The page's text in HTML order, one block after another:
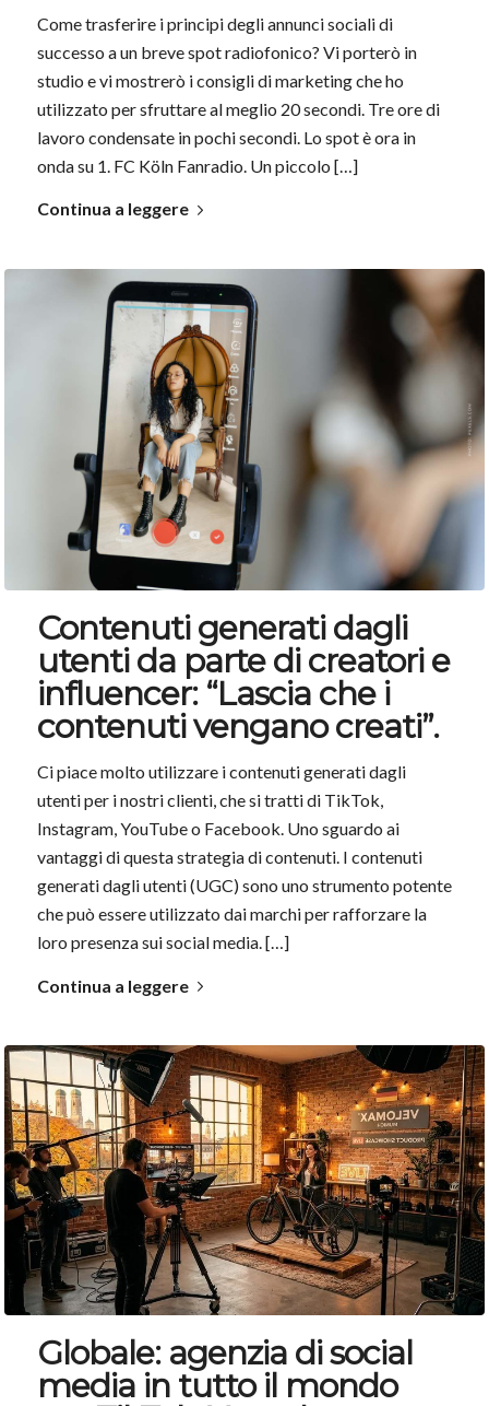
Come trasferire i principi degli annunci sociali di
successo a un breve spot radiofonico? Vi porterò in
studio e vi mostrerò i consigli di marketing che ho
utilizzato per sfruttare al meglio 20 secondi. Tre ore di
lavoro condensate in pochi secondi. Lo spot è ora in
onda su 1. FC Köln Fanradio. Un piccolo […]
Continua a leggere
Contenuti generati dagli
utenti da parte di creatori e
influencer: “Lascia che i
contenuti vengano creati”.
Ci piace molto utilizzare i contenuti generati dagli
utenti per i nostri clienti, che si tratti di TikTok,
Instagram, YouTube o Facebook. Uno sguardo ai
vantaggi di questa strategia di contenuti. I contenuti
generati dagli utenti (UGC) sono uno strumento potente
che può essere utilizzato dai marchi per rafforzare la
loro presenza sui social media. […]
Continua a leggere
Globale: agenzia di social
media in tutto il mondo